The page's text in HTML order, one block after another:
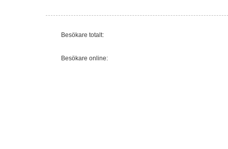
Besökare totalt:
Besökare online: